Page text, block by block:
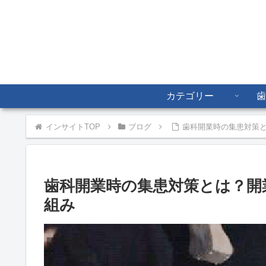
カテゴリー
インサイトTOP ブログ 歯科開業時の集患対策
歯科開業時の集患対策とは？
組み